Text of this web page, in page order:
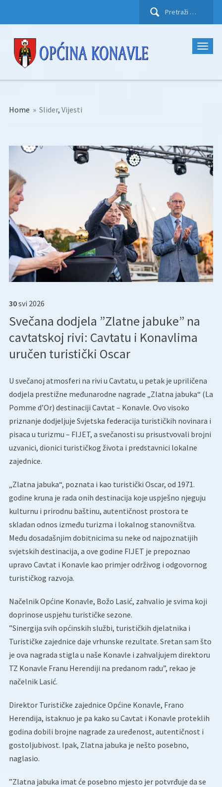
Pretraži:
Home » Slider, Vijesti
30svi 2026
Svečana dodjela ”Zlatne jabuke” na
cavtatskoj rivi: Cavtatu i Konavlima
uručen turistički Oscar
U svečanoj atmosferi na rivi u Cavtatu, u petak je upriličena
dodjela prestižne međunarodne nagrade „Zlatna jabuka“ (La
Pomme d’Or) destinaciji Cavtat – Konavle. Ovo visoko
priznanje dodjeljuje Svjetska federacija turističkih novinara i
pisaca u turizmu – FIJET, a svečanosti su prisustvovali brojni
uzvanici, dionici turističkog života i predstavnici lokalne
zajednice.
„Zlatna jabuka“, poznata i kao turistički Oscar, od 1971.
godine kruna je rada onih destinacija koje uspješno njeguju
kulturnu i prirodnu baštinu, autentičnost prostora te
skladan odnos između turizma i lokalnog stanovništva.
Među dosadašnjim dobitnicima su neke od najpoznatijih
svjetskih destinacija, a ove godine FIJET je prepoznao
upravo Cavtat i Konavle kao primjer održivog i odgovornog
turističkog razvoja.
Načelnik Općine Konavle, Božo Lasić, zahvalio je svima koji
doprinose uspjehu turističke sezone.
”Sinergija svih općinskih službi, turističkih djelatnika i
Turističke zajednice daje vrhunske rezultate. Sretan sam što
je ova nagrada stigla u naše Konavle i zahvaljujem direktoru
TZ Konavle Franu Herendiji na predanom radu”, rekao je
načelnik Lasić.
Direktor Turističke zajednice Općine Konavle, Frano
Herendija, istaknuo je pa kako su Cavtat i Konavle proteklih
godina dobili brojne nagrade za uređenost, autentičnost i
gostoljubivost. Ipak, Zlatna jabuka je nešto posebno,
naglasio.
”Zlatna jabuka imat će posebno mjesto jer potvrđuje da se